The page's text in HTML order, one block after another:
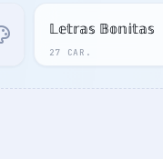
27 CAR.
𝕃𝕖𝕥𝕣𝕒𝕤 𝔹𝕠𝕟𝕚𝕥𝕒𝕤